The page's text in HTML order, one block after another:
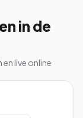
in de
live online